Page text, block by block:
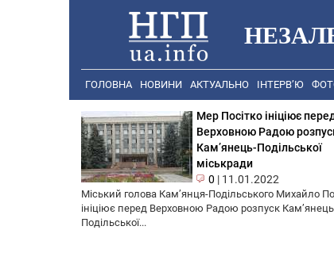
ГОЛОВНА НОВИНИ АКТУАЛЬНО ІНТЕРВ’Ю
Мер Посітко ініціює
Верховною Радою
Кам’янець-Подільської
міськради
0 | 11.01.2022
Міський голова Кам’янця-Подільського Михайло
ініціює перед Верховною Радою розпуск
Подільської...